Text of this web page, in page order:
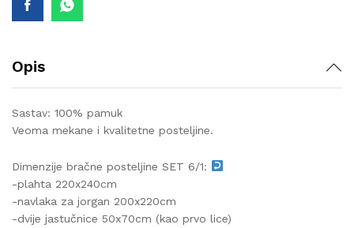
Opis
Sastav: 100% pamuk
Veoma mekane i kvalitetne posteljine.
Dimenzije bračne posteljine SET 6/1:
-plahta 220x240cm
-navlaka za jorgan 200x220cm
-dvije jastučnice 50x70cm (kao prvo lice)